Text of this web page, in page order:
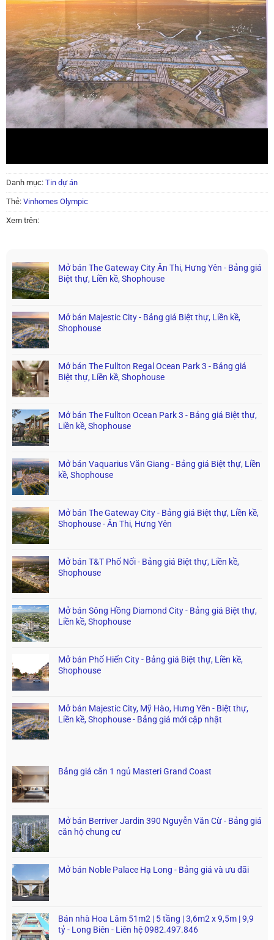
Danh mục: Tin dự án
Thẻ: Vinhomes Olympic
Xem trên:
Mở bán The Gateway City Ân Thi, Hưng Yên - Bảng giá
Biệt thự, Liền kề, Shophouse
Mở bán Majestic City - Bảng giá Biệt thự, Liền kề,
Shophouse
Mở bán The Fullton Regal Ocean Park 3 - Bảng giá
Biệt thự, Liền kề, Shophouse
Mở bán The Fullton Ocean Park 3 - Bảng giá Biệt thự,
Liền kề, Shophouse
Mở bán Vaquarius Văn Giang - Bảng giá Biệt thự, Liền
kề, Shophouse
Mở bán The Gateway City - Bảng giá Biệt thự, Liền kề,
Shophouse - Ân Thi, Hưng Yên
Mở bán T&T Phố Nối - Bảng giá Biệt thự, Liền kề,
Shophouse
Mở bán Sông Hồng Diamond City - Bảng giá Biệt thự,
Liền kề, Shophouse
Mở bán Phố Hiến City - Bảng giá Biệt thự, Liền kề,
Shophouse
Mở bán Majestic City, Mỹ Hào, Hưng Yên - Biệt thự,
Liền kề, Shophouse - Bảng giá mới cập nhật
Bảng giá căn 1 ngủ Masteri Grand Coast
Mở bán Berriver Jardin 390 Nguyễn Văn Cừ - Bảng giá
căn hộ chung cư
Mở bán Noble Palace Hạ Long - Bảng giá và ưu đãi
Bán nhà Hoa Lâm 51m2 | 5 tầng | 3,6m2 x 9,5m | 9,9
tỷ - Long Biên - Liên hệ 0982.497.846